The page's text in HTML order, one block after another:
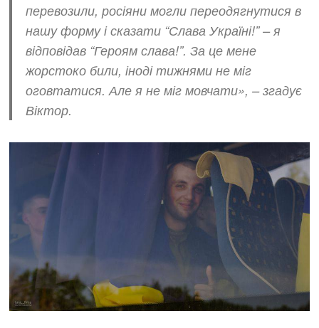
перевозили, росіяни могли переодягнутися в
нашу форму і сказати “Слава Україні!” – я
відповідав “Героям слава!”. За це мене
жорстоко били, іноді тижнями не міг
оговтатися. Але я не міг мовчати», – згадує
Віктор.